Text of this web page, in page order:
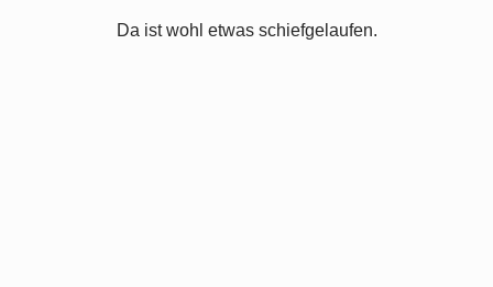
Da ist wohl etwas schiefgelaufen.